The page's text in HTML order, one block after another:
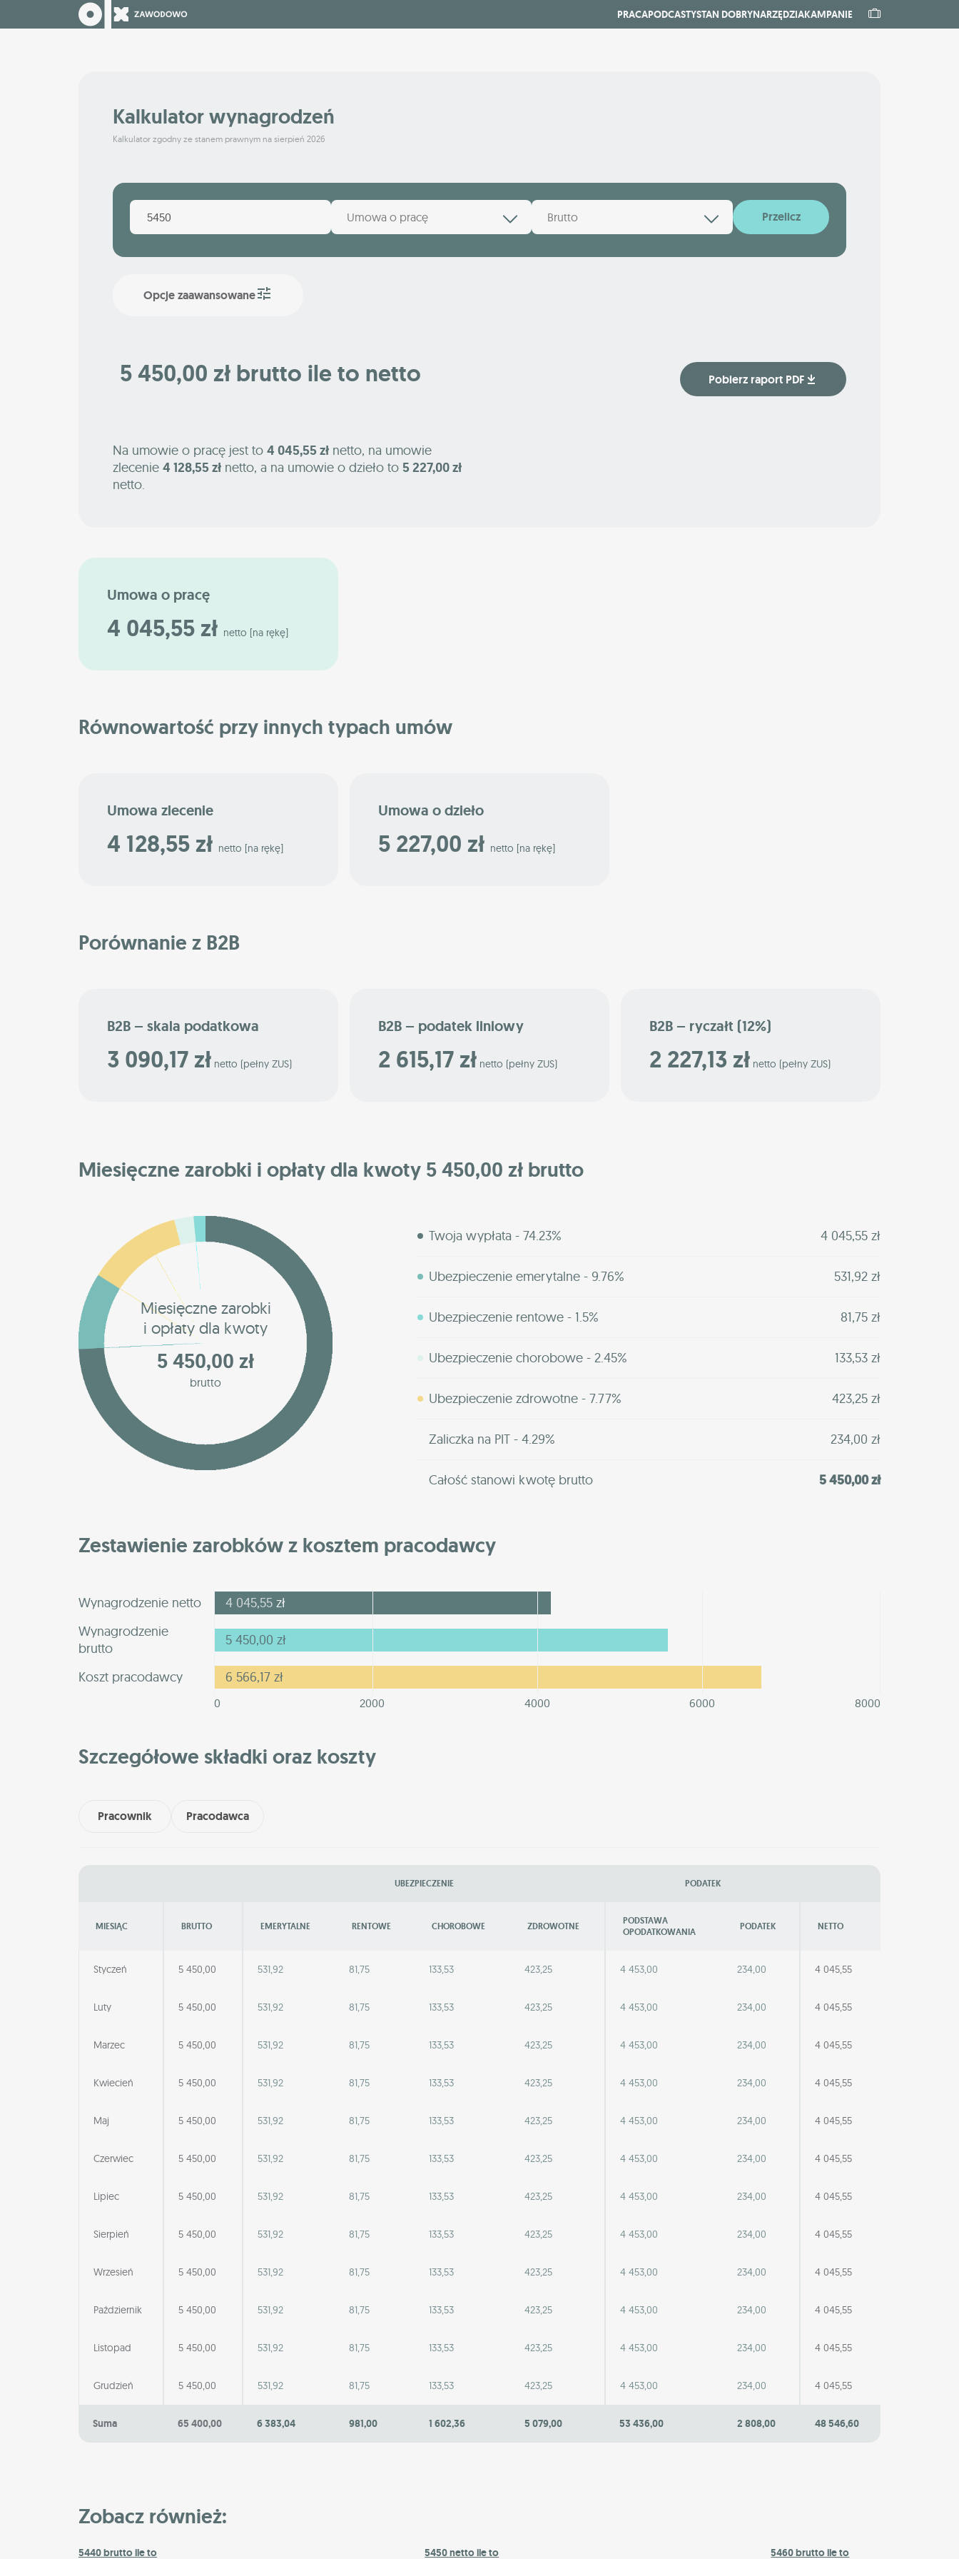
PRACAPODCASTYSTAN DOBRYNARZĘDZIAKAMPANIE
Kalkulator wynagrodzeń
Kalkulator zgodny ze stanem prawnym na sierpień 2026
Umowa o pracę Brutto Przelicz
Opcje zaawansowane
5 450,00 zł brutto ile to netto Pobierz raport PDF
Na umowie o pracę jest to 4 045,55 zł netto, na umowie
zlecenie 4 128,55 zł netto, a na umowie o dzieło to 5 227,00 zł
netto.
Umowa o pracę
4 045,55 zł netto [na rękę]
Równowartość przy innych typach umów
Umowa zlecenie
4 128,55 zł netto [na rękę]
Umowa o dzieło
5 227,00 zł netto [na rękę]
Porównanie z B2B
B2B – skala podatkowa
3 090,17 zł netto (pełny ZUS)
B2B – podatek liniowy
2 615,17 zł netto (pełny ZUS)
B2B – ryczałt (12%)
2 227,13 zł netto (pełny ZUS)
Miesięczne zarobki i opłaty dla kwoty 5 450,00 zł brutto
Miesięczne zarobki
i opłaty dla kwoty
5 450,00 zł
brutto
Twoja wypłata - 74.23% 4 045,55 zł
Ubezpieczenie emerytalne - 9.76% 531,92 zł
Ubezpieczenie rentowe - 1.5% 81,75 zł
Ubezpieczenie chorobowe - 2.45% 133,53 zł
Ubezpieczenie zdrowotne - 7.77% 423,25 zł
Zaliczka na PIT - 4.29% 234,00 zł
Całość stanowi kwotę brutto 5 450,00 zł
Zestawienie zarobków z kosztem pracodawcy
Wynagrodzenie netto 4 045,55 zł
Wynagrodzenie
brutto
5 450,00 zł
Koszt pracodawcy 6 566,17 zł
0 2000 4000 6000 8000
Szczegółowe składki oraz koszty
Pracownik Pracodawca
UBEZPIECZENIE PODATEK
MIESIĄC BRUTTO EMERYTALNE RENTOWE CHOROBOWE ZDROWOTNE
PODSTAWA
OPODATKOWANIA
PODATEK NETTO
Styczeń 5 450,00 531,92 81,75 133,53 423,25 4 453,00 234,00 4 045,55
Luty 5 450,00 531,92 81,75 133,53 423,25 4 453,00 234,00 4 045,55
Marzec 5 450,00 531,92 81,75 133,53 423,25 4 453,00 234,00 4 045,55
Kwiecień 5 450,00 531,92 81,75 133,53 423,25 4 453,00 234,00 4 045,55
Maj 5 450,00 531,92 81,75 133,53 423,25 4 453,00 234,00 4 045,55
Czerwiec 5 450,00 531,92 81,75 133,53 423,25 4 453,00 234,00 4 045,55
Lipiec 5 450,00 531,92 81,75 133,53 423,25 4 453,00 234,00 4 045,55
Sierpień 5 450,00 531,92 81,75 133,53 423,25 4 453,00 234,00 4 045,55
Wrzesień 5 450,00 531,92 81,75 133,53 423,25 4 453,00 234,00 4 045,55
Październik 5 450,00 531,92 81,75 133,53 423,25 4 453,00 234,00 4 045,55
Listopad 5 450,00 531,92 81,75 133,53 423,25 4 453,00 234,00 4 045,55
Grudzień 5 450,00 531,92 81,75 133,53 423,25 4 453,00 234,00 4 045,55
Suma 65 400,00 6 383,04 981,00 1 602,36 5 079,00 53 436,00 2 808,00 48 546,60
Zobacz również:
5440 brutto ile to 5450 netto ile to 5460 brutto ile to